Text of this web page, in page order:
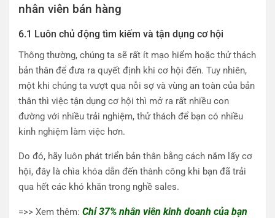
nhân viên bán hàng
6.1 Luôn chủ động tìm kiếm và tận dụng cơ hội
Thông thường, chúng ta sẽ rất ít mạo hiểm hoặc thử thách
bản thân để đưa ra quyết định khi cơ hội đến. Tuy nhiên,
một khi chúng ta vượt qua nỗi sợ và vùng an toàn của bản
thân thì việc tận dụng cơ hội thì mở ra rất nhiều con
đường với nhiều trải nghiệm, thử thách để bạn có nhiều
kinh nghiệm làm việc hơn.
Do đó, hãy luôn phát triển bản thân bằng cách nắm lấy cơ
hội, đây là chìa khóa dẫn đến thành công khi bạn đã trải
qua hết các khó khăn trong nghề sales.
=>> Xem thêm: Chỉ 37% nhân viên kinh doanh của bạn